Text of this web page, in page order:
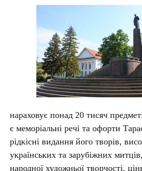
нараховує понад 20 тисяч
є меморіальні речі та офорти
рідкісні видання його творів,
українських та зарубіжних
народної художньої творчості,